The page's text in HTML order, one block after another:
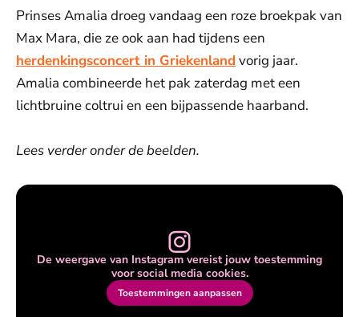
Prinses Amalia droeg vandaag een roze broekpak van
Max Mara, die ze ook aan had tijdens een
herdenkingsconcert in Griekenland vorig jaar.
Amalia combineerde het pak zaterdag met een
lichtbruine coltrui en een bijpassende haarband.
Lees verder onder de beelden.
De weergave van Instagram vereist jouw toestemming
voor social media cookies.
Toestemmingen aanpassen